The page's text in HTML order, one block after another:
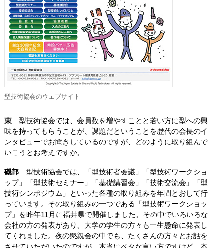
型技術協会のウェブサイト
東型技術協会では、会員数を増やすことと若い方に型への興
味を持ってもらうことが、課題だということを歴代の会長のイ
ンタビューでお聞きしているのですが、どのように取り組んで
いこうとお考えですか。
磯部型技術協会では、「型技術者会議」「型技術ワークショ
ップ」「型技術セミナー」「基礎講習会」「技術交流会」「型
技術シンポジウム」といった各種の取り組みを年間とおして行
っています。その取り組みの一つである「型技術ワークショッ
プ」を昨年11月に福井県で開催しました。その中でいろいろな
会社の方の発表があり、大学の学生の方々も一生懸命に発表し
てくれました。夜の懇親会の中でも、たくさんの方々とお話を